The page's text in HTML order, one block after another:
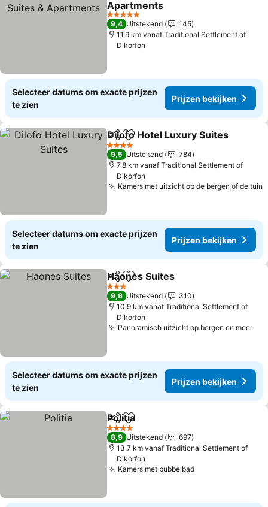
Apartments
Prijzen bekijken
5 Sterren
9,4 Uitstekend
145
11.9 km vanaf Traditional Settlement of
Dikorfon
Selecteer datums om exacte prijzen
te zien
Prijzen bekijken
DelenToevoegen aan favorieten
Dilofo Hotel Luxury Suites
4 Sterren
9,5 Uitstekend
784
7.8 km vanaf Traditional Settlement of
Dikorfon
Kamers met uitzicht op de bergen of de tuin
Selecteer datums om exacte prijzen
te zien
Prijzen bekijken
DelenToevoegen aan favorieten
Haones Suites
3 Sterren
9,6 Uitstekend
310
10.9 km vanaf Traditional Settlement of
Dikorfon
Panoramisch uitzicht op bergen en meer
Selecteer datums om exacte prijzen
te zien
Prijzen bekijken
DelenToevoegen aan favorieten
Politia
4 Sterren
8,9 Uitstekend
697
13.7 km vanaf Traditional Settlement of
Dikorfon
Kamers met bubbelbadPrijzen bekijken